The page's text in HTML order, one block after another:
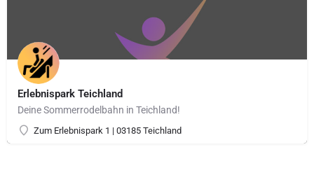
Erlebnispark Teichland
Deine Sommerrodelbahn in Teichland!
Zum Erlebnispark 1 | 03185 Teichland